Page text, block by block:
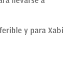
y para Xabi